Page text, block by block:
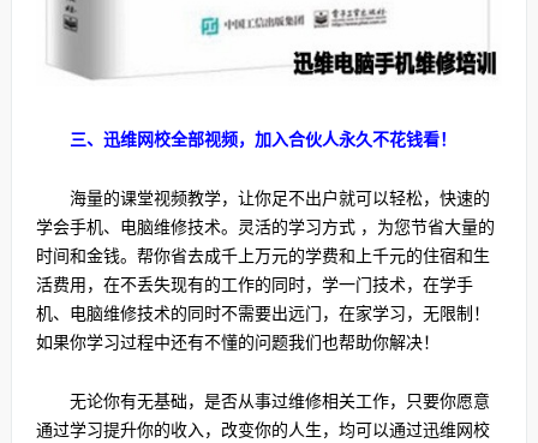
三、迅维网校全部视频，加入合伙人永久不花钱看！
海量的课堂视频教学，让你足不出户就可以轻松，快速的
学会手机、电脑维修技术。灵活的学习方式 ，为您节省大量的
时间和金钱。帮你省去成千上万元的学费和上千元的住宿和生
活费用，在不丢失现有的工作的同时，学一门技术，在学手
机、电脑维修技术的同时不需要出远门，在家学习，无限制！
如果你学习过程中还有不懂的问题我们也帮助你解决！
无论你有无基础，是否从事过维修相关工作，只要你愿意
通过学习提升你的收入，改变你的人生，均可以通过迅维网校